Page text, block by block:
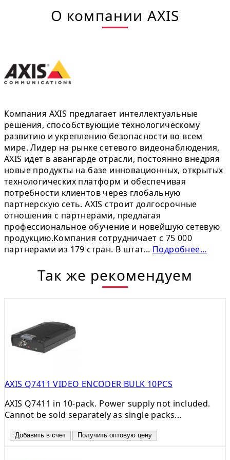
О компании AXIS
Компания AXIS предлагает интеллектуальные
решения, способствующие технологическому
развитию и укреплению безопасности во всем
мире. Лидер на рынке сетевого видеонаблюдения,
AXIS идет в авангарде отрасли, постоянно внедряя
новые продукты на базе инновационных, открытых
технологических платформ и обеспечивая
потребности клиентов через глобальную
партнерскую сеть. AXIS строит долгосрочные
отношения с партнерами, предлагая
профессиональное обучение и новейшую сетевую
продукцию.Компания сотрудничает с 75 000
партнерами из 179 стран. В штат... Подробнее...
Так же рекомендуем
AXIS Q7411 VIDEO ENCODER BULK 10PCS
AXIS Q7411 in 10-pack. Power supply not included.
Cannot be sold separately as single packs...
Добавить в счет Получить оптовую цену